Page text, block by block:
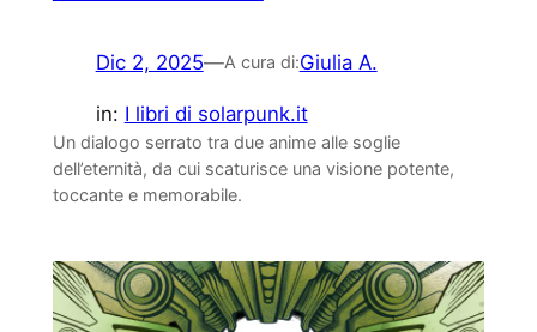
Dic 2, 2025—A cura di:Giulia A.
in: I libri di solarpunk.it
Un dialogo serrato tra due anime alle soglie
dell’eternità, da cui scaturisce una visione potente,
toccante e memorabile.